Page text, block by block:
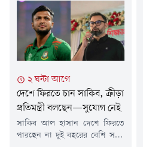
২ ঘন্টা আগে
দেশে ফিরতে চান সাকিব, ক্রীড়া
প্রতিমন্ত্রী বলছেন—সুযোগ নেই
সাকিব আল হাসান দেশে ফিরতে
পারছেন না দুই বছরের বেশি সময়